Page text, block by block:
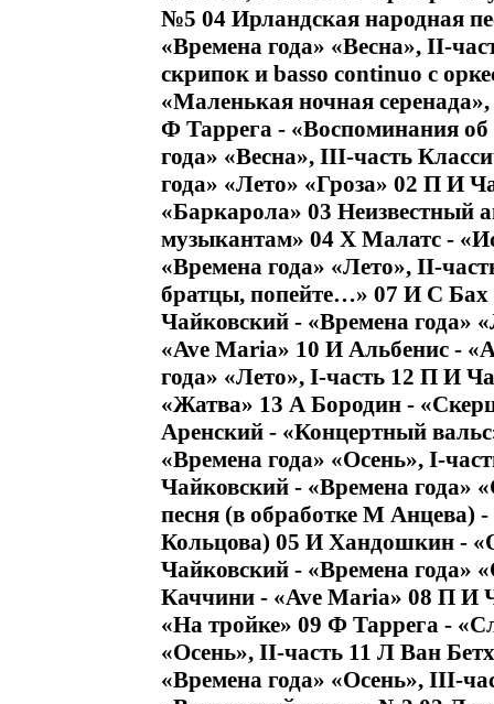
№5 04 Ирландская народная
«Времена года» «Весна», II-
скрипок и basso continuo с
«Маленькая ночная
Ф Таррега - «Воспоминания
года» «Весна», III-часть
года» «Лето» «Гроза» 02 П И
«Баркарола» 03 Неизвестный
музыкантам» 04 Х Малатс -
«Времена года» «Лето», II-
братцы, попейте…» 07 И С
Чайковский - «Времена года»
«Ave Maria» 10 И Альбенис -
года» «Лето», I-часть 12 П И
«Жатва» 13 А Бородин -
Аренский - «Концертный
«Времена года» «Осень», I-
Чайковский - «Времена года»
песня (в обработке М Анцева)
Кольцова) 05 И Хандошкин -
Чайковский - «Времена года»
Каччини - «Ave Maria» 08 П И
«На тройке» 09 Ф Таррега -
«Осень», II-часть 11 Л Ван
«Времена года» «Осень», III-